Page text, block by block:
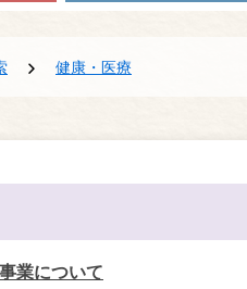
健康・医療
業について